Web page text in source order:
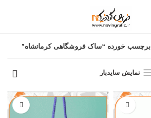
خورده “ساک فروشگاهی کرمانشاه”
نمایش سایدبار